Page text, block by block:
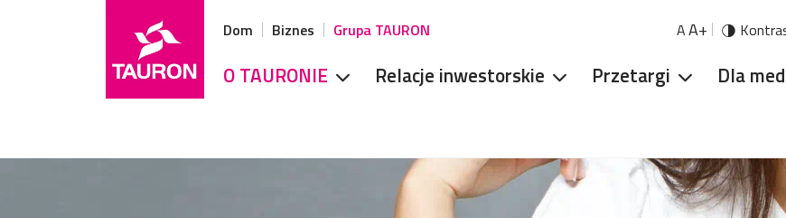
Dom Biznes Grupa TAURON
O TAURONIE Relacje inwestorskie Przetargi Dla
AA+